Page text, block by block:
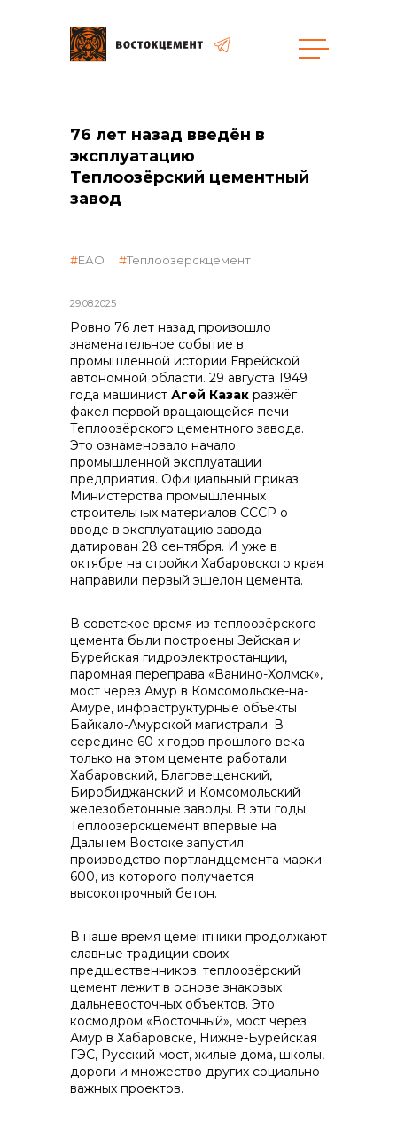
Закупки
общая информация
объявленные закупки
реализация неликвидов
контакты отдела закупок
+7 (423) 234 50 50
info@vostokcement.ru
76 лет назад введён в
эксплуатацию
Теплоозёрский цементный
завод
29.08.2025
ЕАО Теплоозерскцемент
Ровно 76 лет назад произошло
знаменательное событие в
промышленной истории Еврейской
автономной области. 29 августа 1949
года машинист Агей Казак разжёг
факел первой вращающейся печи
Теплоозёрского цементного завода.
Это ознаменовало начало
промышленной эксплуатации
предприятия. Официальный приказ
Министерства промышленных
строительных материалов СССР о
вводе в эксплуатацию завода
датирован 28 сентября. И уже в
октябре на стройки Хабаровского края
направили первый эшелон цемента.
В советское время из теплоозёрского
цемента были построены Зейская и
Бурейская гидроэлектростанции,
паромная переправа «Ванино-Холмск»,
мост через Амур в Комсомольске-на-
Амуре, инфраструктурные объекты
Байкало-Амурской магистрали. В
середине 60-х годов прошлого века
только на этом цементе работали
Хабаровский, Благовещенский,
Биробиджанский и Комсомольский
железобетонные заводы. В эти годы
Теплоозёрскцемент впервые на
Дальнем Востоке запустил
производство портландцемента марки
600, из которого получается
высокопрочный бетон.
В наше время цементники продолжают
славные традиции своих
предшественников: теплоозёрский
цемент лежит в основе знаковых
дальневосточных объектов. Это
космодром «Восточный», мост через
Амур в Хабаровске, Нижне-Бурейская
ГЭС, Русский мост, жилые дома, школы,
дороги и множество других социально
важных проектов.